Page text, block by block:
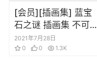
[会员][插画集] 蓝宝
石之谜 插画集 不可思
议的海之娜蒂亚原画
集
2021年7月28日
0
0 1.3K